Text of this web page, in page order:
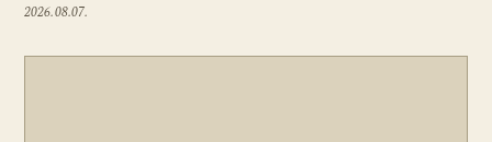
2026.08.07.